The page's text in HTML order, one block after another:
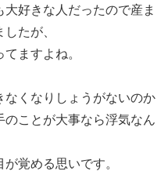
好きな人だったので産ま
たが、
ますよね。
くなりしょうがないのか
ことが大事なら浮気なん
覚める思いです。